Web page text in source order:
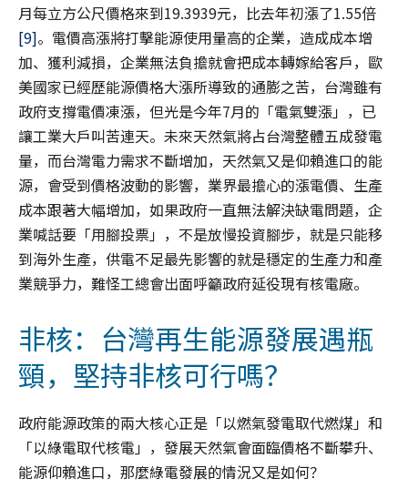
月每立方公尺價格來到19.3939元，比去年初漲了1.55倍
[9]。電價高漲將打擊能源使用量高的企業，造成成本增
加、獲利減損，企業無法負擔就會把成本轉嫁給客戶，歐
美國家已經歷能源價格大漲所導致的通膨之苦，台灣雖有
政府支撐電價凍漲，但光是今年7月的「電氣雙漲」，已
讓工業大戶叫苦連天。未來天然氣將占台灣整體五成發電
量，而台灣電力需求不斷增加，天然氣又是仰賴進口的能
源，會受到價格波動的影響，業界最擔心的漲電價、生產
成本跟著大幅增加，如果政府一直無法解決缺電問題，企
業喊話要「用腳投票」，不是放慢投資腳步，就是只能移
到海外生產，供電不足最先影響的就是穩定的生產力和產
業競爭力，難怪工總會出面呼籲政府延役現有核電廠。
非核：台灣再生能源發展遇瓶
頸，堅持非核可行嗎？
政府能源政策的兩大核心正是「以燃氣發電取代燃煤」和
「以綠電取代核電」，發展天然氣會面臨價格不斷攀升、
能源仰賴進口，那麼綠電發展的情況又是如何？